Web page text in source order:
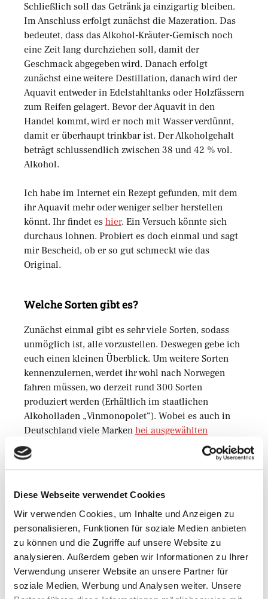
Diese Webseite verwendet Cookies
Wir verwenden Cookies, um Inhalte und Anzeigen zu
personalisieren, Funktionen für soziale Medien anbieten
zu können und die Zugriffe auf unsere Website zu
analysieren. Außerdem geben wir Informationen zu Ihrer
Verwendung unserer Website an unsere Partner für
soziale Medien, Werbung und Analysen weiter. Unsere
Schließlich soll das Getränk ja einzigartig bleiben.
Im Anschluss erfolgt zunächst die Mazeration. Das
bedeutet, dass das Alkohol-Kräuter-Gemisch noch
eine Zeit lang durchziehen soll, damit der
Geschmack abgegeben wird. Danach erfolgt
zunächst eine weitere Destillation, danach wird der
Aquavit entweder in Edelstahltanks oder Holzfässern
zum Reifen gelagert. Bevor der Aquavit in den
Handel kommt, wird er noch mit Wasser verdünnt,
damit er überhaupt trinkbar ist. Der Alkoholgehalt
beträgt schlussendlich zwischen 38 und 42 % vol.
Alkohol.
Ich habe im Internet ein Rezept gefunden, mit dem
ihr Aquavit mehr oder weniger selber herstellen
könnt. Ihr findet es hier. Ein Versuch könnte sich
durchaus lohnen. Probiert es doch einmal und sagt
mir Bescheid, ob er so gut schmeckt wie das
Original.
Welche Sorten gibt es?
Zunächst einmal gibt es sehr viele Sorten, sodass
unmöglich ist, alle vorzustellen. Deswegen gebe ich
euch einen kleinen Überblick. Um weitere Sorten
kennenzulernen, werdet ihr wohl nach Norwegen
fahren müssen, wo derzeit rund 300 Sorten
produziert werden (Erhältlich im staatlichen
Alkoholladen „Vinmonopolet“). Wobei es auch in
Deutschland viele Marken bei ausgewählten
Fachhändlern
zu bestellen gibt. Die bekanntesten
sind Bommerlunder oder auch Malteserkreuz
Aquavit. Beliebte Sorten sind außerdem:
Bekannter ist er wahrscheinlich unter dem Namen
Aalborg Taffel Akvavit. Er wird seit 1842 produziert
und gehört heute zum norwegischen Arcus-Konzern.
Besonders angenehm empfinde ich den Geschmack
von Orangenschale, der dem Getränk beigemischt
wird.